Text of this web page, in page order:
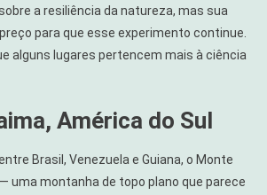
a resiliência da natureza, mas sua
para que esse experimento continue.
alguns lugares pertencem mais à ciência
América do Sul
Brasil, Venezuela e Guiana, o Monte
uma montanha de topo plano que parece